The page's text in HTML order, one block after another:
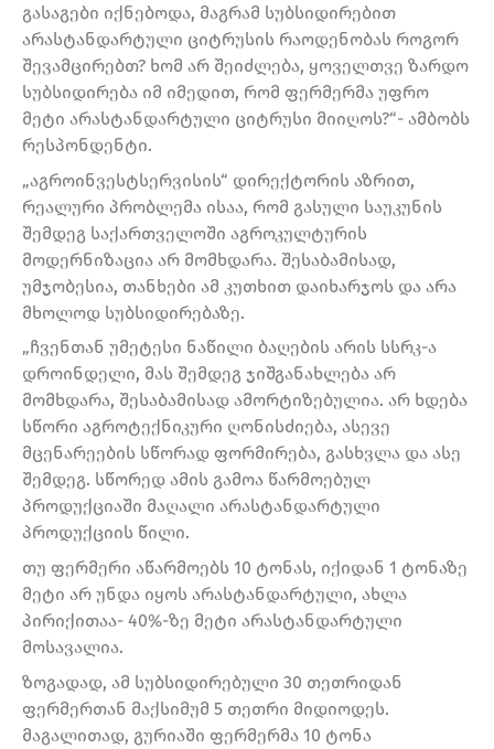
გასაგები იქნებოდა, მაგრამ სუბსიდირებით
არასტანდარტული ციტრუსის რაოდენობას როგორ
შევამცირებთ? ხომ არ შეიძლება, ყოველთვე ზარდო
სუბსიდირება იმ იმედით, რომ ფერმერმა უფრო
მეტი არასტანდარტული ციტრუსი მიიღოს?“- ამბობს
რესპონდენტი.
„აგროინვესტსერვისის“ დირექტორის აზრით,
რეალური პრობლემა ისაა, რომ გასული საუკუნის
შემდეგ საქართველოში აგროკულტურის
მოდერნიზაცია არ მომხდარა. შესაბამისად,
უმჯობესია, თანხები ამ კუთხით დაიხარჯოს და არა
მხოლოდ სუბსიდირებაზე.
„ჩვენთან უმეტესი ნაწილი ბაღების არის სსრკ-ა
დროინდელი, მას შემდეგ ჯიშგანახლება არ
მომხდარა, შესაბამისად ამორტიზებულია. არ ხდება
სწორი აგროტექნიკური ღონისძიება, ასევე
მცენარეების სწორად ფორმირება, გასხვლა და ასე
შემდეგ. სწორედ ამის გამოა წარმოებულ
პროდუქციაში მაღალი არასტანდარტული
პროდუქციის წილი.
თუ ფერმერი აწარმოებს 10 ტონას, იქიდან 1 ტონაზე
მეტი არ უნდა იყოს არასტანდარტული, ახლა
პირიქითაა- 40%-ზე მეტი არასტანდარტული
მოსავალია.
ზოგადად, ამ სუბსიდირებული 30 თეთრიდან
ფერმერთან მაქსიმუმ 5 თეთრი მიდიოდეს.
მაგალითად, გურიაში ფერმერმა 10 ტონა